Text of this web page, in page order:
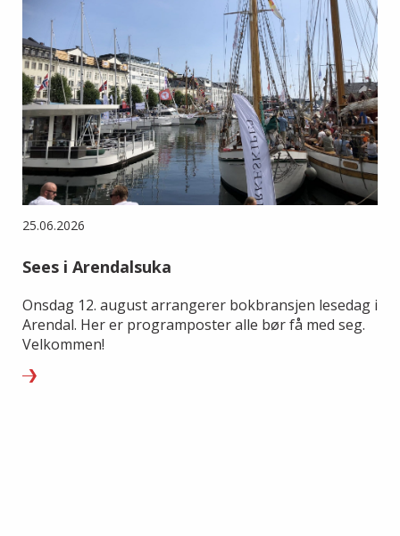
25.06.2026
Sees i Arendalsuka
Onsdag 12. august arrangerer bokbransjen lesedag i
Arendal. Her er programposter alle bør få med seg.
Velkommen!